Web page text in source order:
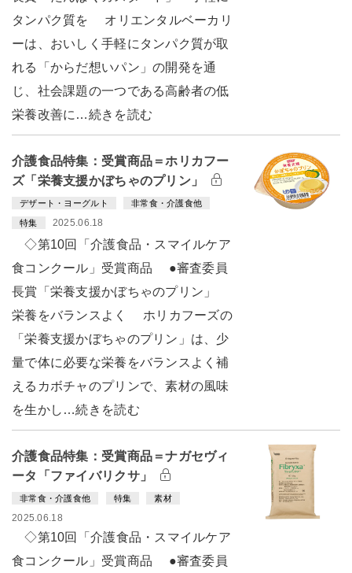
タンパク質を オリエンタルベーカリ
ーは、おいしく手軽にタンパク質が取
れる「からだ想いパン」の開発を通
じ、社会課題の一つである高齢者の低
栄養改善に…続きを読む
介護食品特集：受賞商品＝ホリカフー
ズ「栄養支援かぼちゃのプリン」
デザート・ヨーグルト 非常食・介護食他
特集 2025.06.18
◇第10回「介護食品・スマイルケア
食コンクール」受賞商品 ●審査委員
長賞「栄養支援かぼちゃのプリン」
栄養をバランスよく ホリカフーズの
「栄養支援かぼちゃのプリン」は、少
量で体に必要な栄養をバランスよく補
えるカボチャのプリンで、素材の風味
を生かし…続きを読む
介護食品特集：受賞商品＝ナガセヴィ
ータ「ファイバリクサ」
非常食・介護食他 特集 素材
2025.06.18
◇第10回「介護食品・スマイルケア
食コンクール」受賞商品 ●審査委員